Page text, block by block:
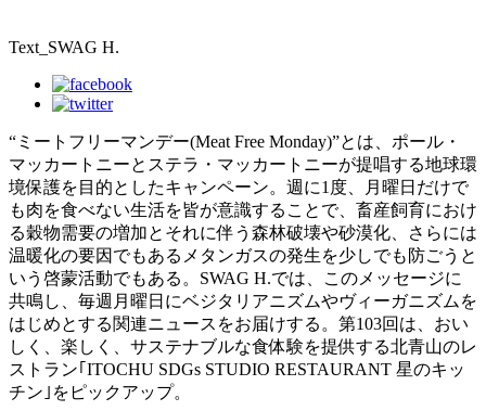
Text_SWAG H.
“ミートフリーマンデー(Meat Free Monday)”とは、ポール・
マッカートニーとステラ・マッカートニーが提唱する地球環
境保護を目的としたキャンペーン。週に1度、月曜日だけで
も肉を食べない生活を皆が意識することで、畜産飼育におけ
る穀物需要の増加とそれに伴う森林破壊や砂漠化、さらには
温暖化の要因でもあるメタンガスの発生を少しでも防ごうと
いう啓蒙活動でもある。SWAG H.では、このメッセージに
共鳴し、毎週月曜日にベジタリアニズムやヴィーガニズムを
はじめとする関連ニュースをお届けする。第103回は、おい
しく、楽しく、サステナブルな食体験を提供する北青山のレ
ストラン｢ITOCHU SDGs STUDIO RESTAURANT 星のキッ
チン｣をピックアップ。